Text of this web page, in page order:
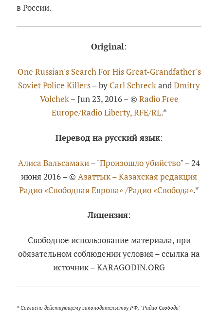
в России.
Original:
One Russian's Search For His Great-Grandfather's
Soviet Police Killers– by Carl SchreckandDmitry
Volchek– Jun 23, 2016 – © Radio Free
Europe/Radio Liberty, RFE/RL.*
Перевод на русский язык:
Алиса Вальсамаки– "Произошло убийство" – 24
июня 2016 – © Азаттык – Казахская редакция
Радио «Свободная Европа» /Радио «Свобода».*
Лицензия:
Свободное использование материала, при
обязательном соблюдении условия – ссылка на
источник – KARAGODIN.ORG
* Согласно действующему законодательству РФ, "Радио Свобода" –